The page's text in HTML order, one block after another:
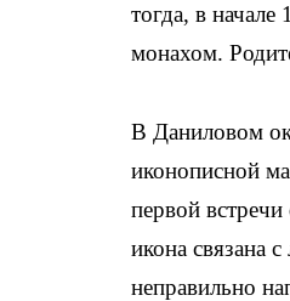
тогда, в
монахом.
В Даниловом
иконописной
первой
икона связана
неправильно